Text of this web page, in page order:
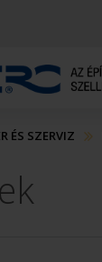
ÉS SZERVIZ